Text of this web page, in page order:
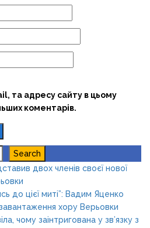
та адресу сайту в цьому
коментарів.
Search
двох членів своєї нової
до цієї миті”: Вадим Яценко
хору Верьовки
чому заінтригована у зв’язку з